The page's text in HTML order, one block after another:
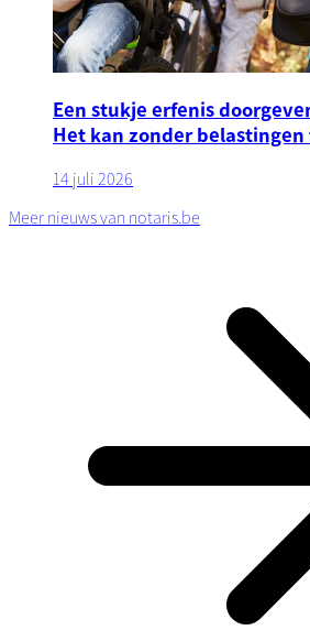
Een stukje erfenis
Het kan zonder
14 juli 2026
Meer nieuws van notaris.be